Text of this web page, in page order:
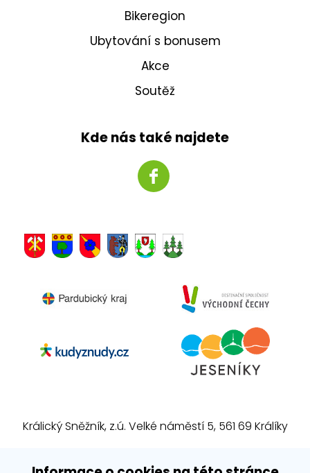
Bikeregion
Ubytování s bonusem
Akce
Soutěž
Kde nás také najdete
Králický Sněžník, z.ú. Velké náměstí 5, 561 69 Králíky
E-mail:info@kralickysneznik.net